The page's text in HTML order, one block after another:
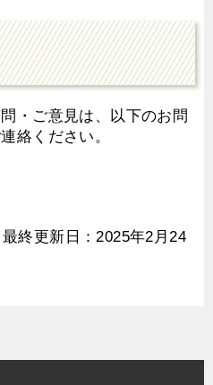
・ご意見は、以下のお問
絡ください。
終更新日：2025年2月24